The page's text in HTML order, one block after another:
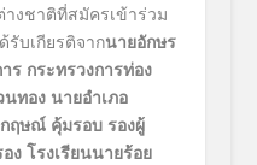
งชาติที่สมัครเข้าร่วม
รับเกียรติจากนายอักษร
กระทรวงการท่อง
ทอง นายอำเภอ
ฤษณ์ คุ้มรอบ รองผู้
ง โรงเรียนนายร้อย